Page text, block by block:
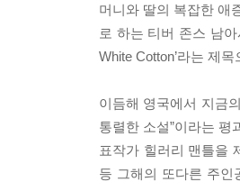
머니와 딸의 복잡한 애
로 하는 티버 존스 남
White Cotton’라는 제
이듬해 영국에서 지금
통렬한 소설”이라는
표작가 힐러리 맨틀을
등 그해의 또다른 주인